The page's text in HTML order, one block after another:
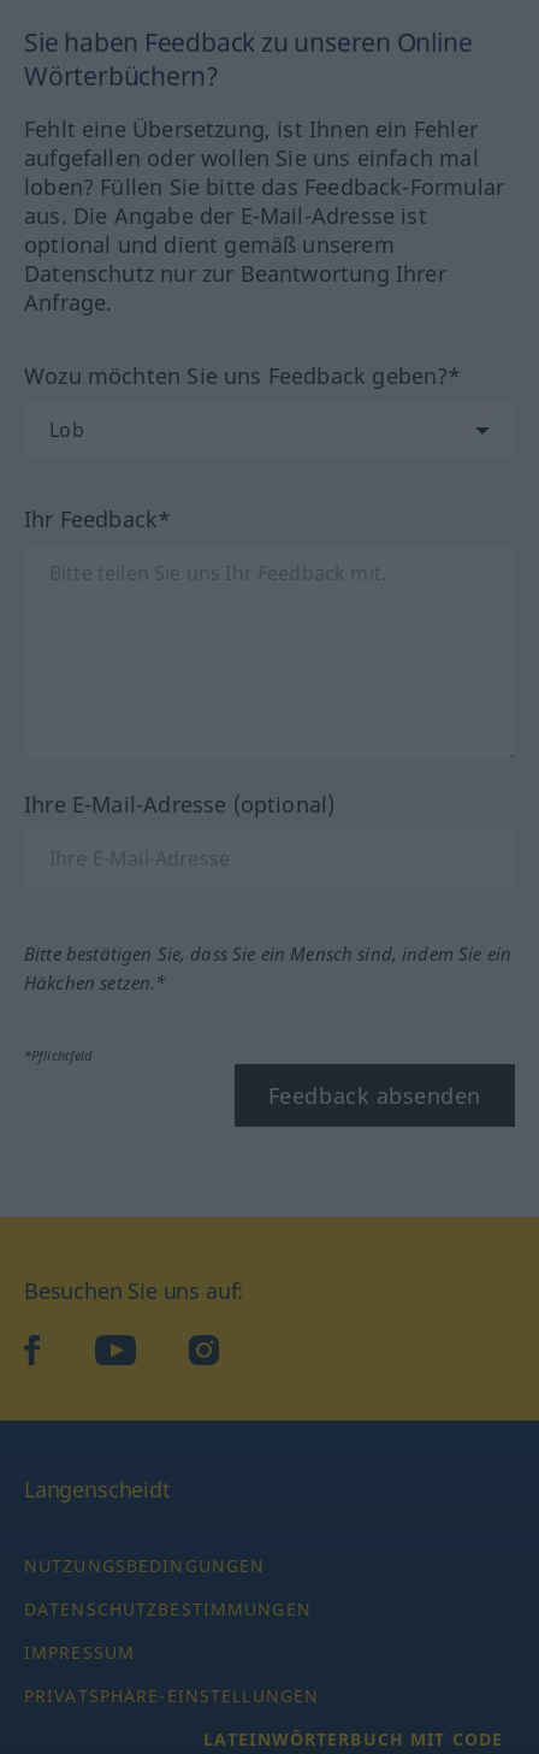
Sie haben Feedback zu unseren Online
Wörterbüchern?
Fehlt eine Übersetzung, ist Ihnen ein Fehler
aufgefallen oder wollen Sie uns einfach mal
loben? Füllen Sie bitte das Feedback-Formular
aus. Die Angabe der E-Mail-Adresse ist
optional und dient gemäß unserem
Datenschutz nur zur Beantwortung Ihrer
Anfrage.
Wozu möchten Sie uns Feedback geben?*
Ihr Feedback*
Ihre E-Mail-Adresse (optional)
Bitte bestätigen Sie, dass Sie ein Mensch sind, indem Sie ein
Häkchen setzen.*
*Pflichtfeld
Feedback absenden
Besuchen Sie uns auf:
facebookYouTube Instagram
Langenscheidt
NUTZUNGSBEDINGUNGEN
DATENSCHUTZBESTIMMUNGEN
IMPRESSUM
PRIVATSPHÄRE-EINSTELLUNGEN
LATEINWÖRTERBUCH MIT CODE